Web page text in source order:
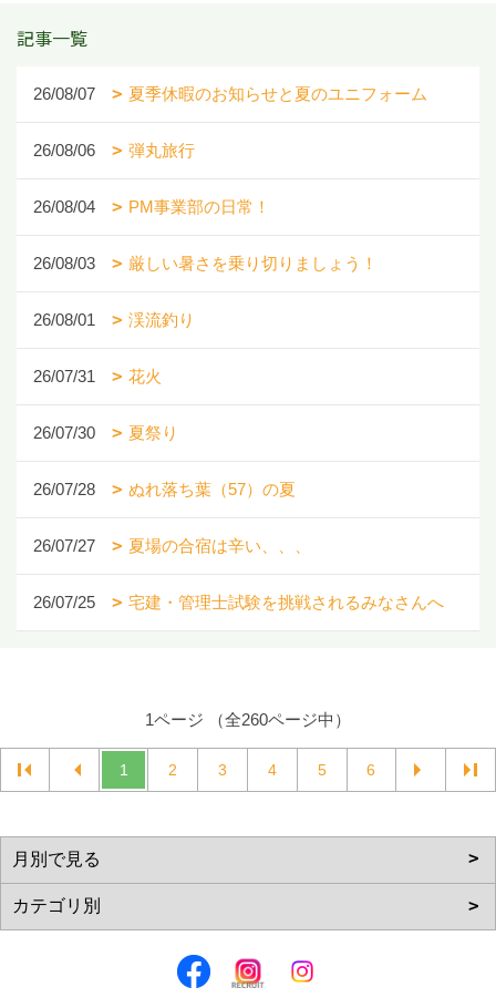
記事一覧
26/08/07 夏季休暇のお知らせと夏のユニフォーム
26/08/06 弾丸旅行
26/08/04 PM事業部の日常！
26/08/03 厳しい暑さを乗り切りましょう！
26/08/01 渓流釣り
26/07/31 花火
26/07/30 夏祭り
26/07/28 ぬれ落ち葉（57）の夏
26/07/27 夏場の合宿は辛い、、、
26/07/25 宅建・管理士試験を挑戦されるみなさんへ
1ページ （全260ページ中）
1 2 3 4 5 6